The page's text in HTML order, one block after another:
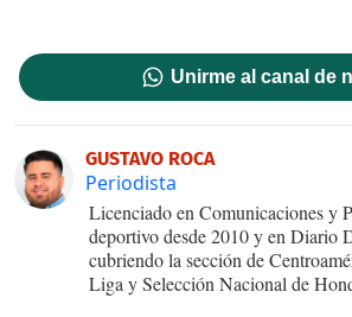
Unirme al canal de
GUSTAVO ROCA
Periodista
Licenciado en Comunicaciones y
deportivo desde 2010 y en Diario
cubriendo la sección de
Liga y Selección Nacional de